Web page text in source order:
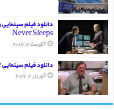
Never Sleeps
آگوست 7, 2017
دانلود فیلم سینمایی Office Space
آوریل 6, 2017